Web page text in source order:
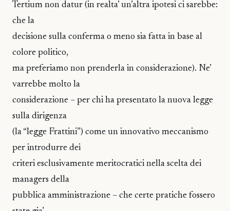
Tertium non datur (in realta’ un’altra ipotesi ci sarebbe:
che la
decisione sulla conferma o meno sia fatta in base al
colore politico,
ma preferiamo non prenderla in considerazione). Ne’
varrebbe molto la
considerazione – per chi ha presentato la nuova legge
sulla dirigenza
(la “legge Frattini”) come un innovativo meccanismo
per introdurre dei
criteri esclusivamente meritocratici nella scelta dei
managers della
pubblica amministrazione – che certe pratiche fossero